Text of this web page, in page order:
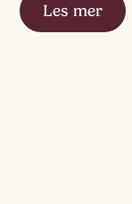
Les mer